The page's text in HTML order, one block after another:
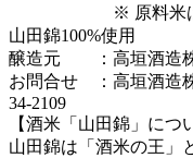
※ 原料米は近畿
山田錦100%使用
醸造元 ：高垣酒造
お問合せ ：高垣酒造
34-2109
【酒米「山田錦」につ
山田錦は「酒米の王」